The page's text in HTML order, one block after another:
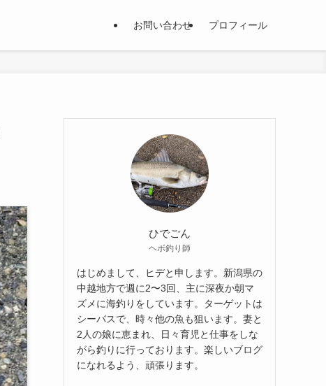
お問い合わせ プロフィール
ひでごん
ヘボ釣り師
はじめまして、ヒデと申します。新潟県の
中越地方で週に2〜3回、主に深夜か朝マ
ズメに海釣りをしています。ターゲットは
シーバスで、時々他の魚も狙います。妻と
2人の娘に恵まれ、日々育児と仕事をしな
がら釣りに行っております。楽しいブログ
になれるよう、頑張ります。